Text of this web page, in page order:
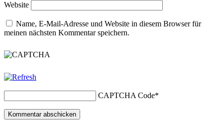
Website
Name, E-Mail-Adresse und Website in diesem Browser für
meinen nächsten Kommentar speichern.
CAPTCHA Code*